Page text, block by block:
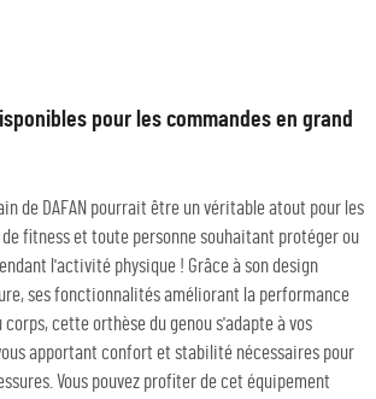
pour les commandes en grand
de DAFAN pourrait être un véritable atout pour les
fitness et toute personne souhaitant protéger ou
l'activité physique ! Grâce à son design
ses fonctionnalités améliorant la performance
cette orthèse du genou s'adapte à vos
apportant confort et stabilité nécessaires pour
Vous pouvez profiter de cet équipement